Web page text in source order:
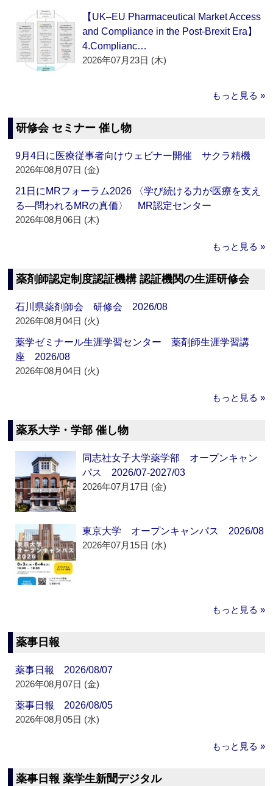
【UK–EU Pharmaceutical Market Access
and Compliance in the Post-Brexit Era】
4.Complianc…
2026年07月23日 (木)
もっと見る »
研修会 セミナー 催し物
9月4日に医療従事者向けウェビナー開催 サクラ精機
2026年08月07日 (金)
21日にMRフォーラム2026 〈学び続ける力が医療を支え
る―問われるMRの真価〉 MR認定センター
2026年08月06日 (木)
もっと見る »
薬剤師認定制度認証機構 認証機関の生涯研修会
石川県薬剤師会 研修会 2026/08
2026年08月04日 (火)
薬学ゼミナール生涯学習センター 薬剤師生涯学習講
座 2026/08
2026年08月04日 (火)
もっと見る »
薬系大学・学部 催し物
同志社女子大学薬学部 オープンキャン
パス 2026/07-2027/03
2026年07月17日 (金)
東京大学 オープンキャンパス 2026/08
2026年07月15日 (水)
もっと見る »
薬事日報
薬事日報 2026/08/07
2026年08月07日 (金)
薬事日報 2026/08/05
2026年08月05日 (水)
もっと見る »
薬事日報 薬学生新聞デジタル